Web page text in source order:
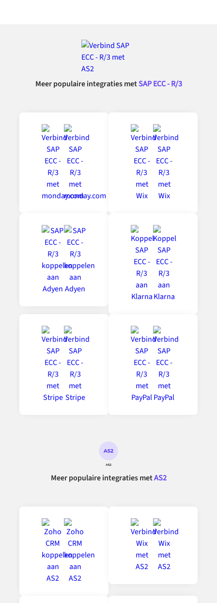
Meer populaire integraties metSAP ECC - R/3
Meer populaire integraties metAS2